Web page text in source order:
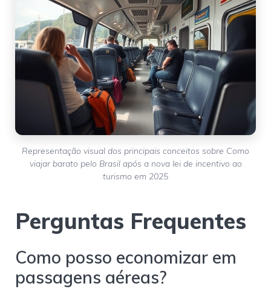
Representação visual dos principais conceitos sobre Como
viajar barato pelo Brasil após a nova lei de incentivo ao
turismo em 2025
Perguntas Frequentes
Como posso economizar em
passagens aéreas?